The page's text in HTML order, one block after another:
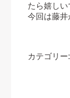
たら嬉しい
今回は藤
カテゴリー: